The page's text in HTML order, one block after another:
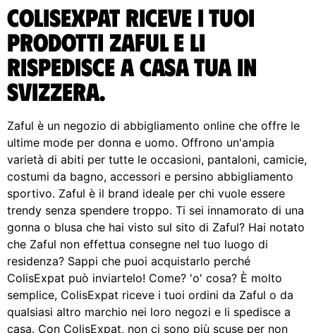
ColisExpat riceve i tuoi
prodotti Zaful e li
rispedisce A casa tua in
Svizzera.
Zaful è un negozio di abbigliamento online che offre le
ultime mode per donna e uomo. Offrono un'ampia
varietà di abiti per tutte le occasioni, pantaloni, camicie,
costumi da bagno, accessori e persino abbigliamento
sportivo. Zaful è il brand ideale per chi vuole essere
trendy senza spendere troppo. Ti sei innamorato di una
gonna o blusa che hai visto sul sito di Zaful? Hai notato
che Zaful non effettua consegne nel tuo luogo di
residenza? Sappi che puoi acquistarlo perché
ColisExpat può inviartelo! Come? 'o' cosa? È molto
semplice, ColisExpat riceve i tuoi ordini da Zaful o da
qualsiasi altro marchio nei loro negozi e li spedisce a
casa. Con ColisExpat, non ci sono più scuse per non